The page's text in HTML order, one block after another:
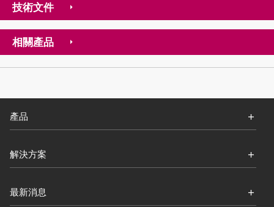
技術文件
相關產品
產品
解決方案
最新消息